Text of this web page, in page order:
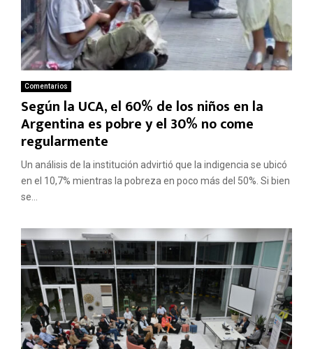
Comentarios
Según la UCA, el 60% de los niños en la
Argentina es pobre y el 30% no come
regularmente
Un análisis de la institución advirtió que la indigencia se ubicó
en el 10,7% mientras la pobreza en poco más del 50%. Si bien
se...